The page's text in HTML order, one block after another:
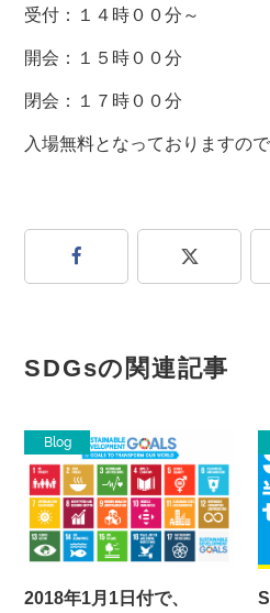
受付：１４時００分～
開会：１５時００分
閉会：１７時００分
入場無料となっておりますの
SDGsの関連記事
Blog
2018年1月1日付で、